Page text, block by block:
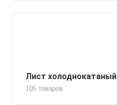
Лист холоднокатаный
105 товаров